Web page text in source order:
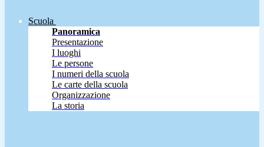
Scuola
Panoramica
Presentazione
I luoghi
Le persone
I numeri della scuola
Le carte della scuola
Organizzazione
La storia